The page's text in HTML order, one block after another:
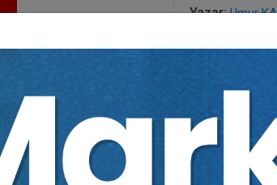
Yazar: Umur
E-kitap
Basılı Olsaydı
80,00 TL